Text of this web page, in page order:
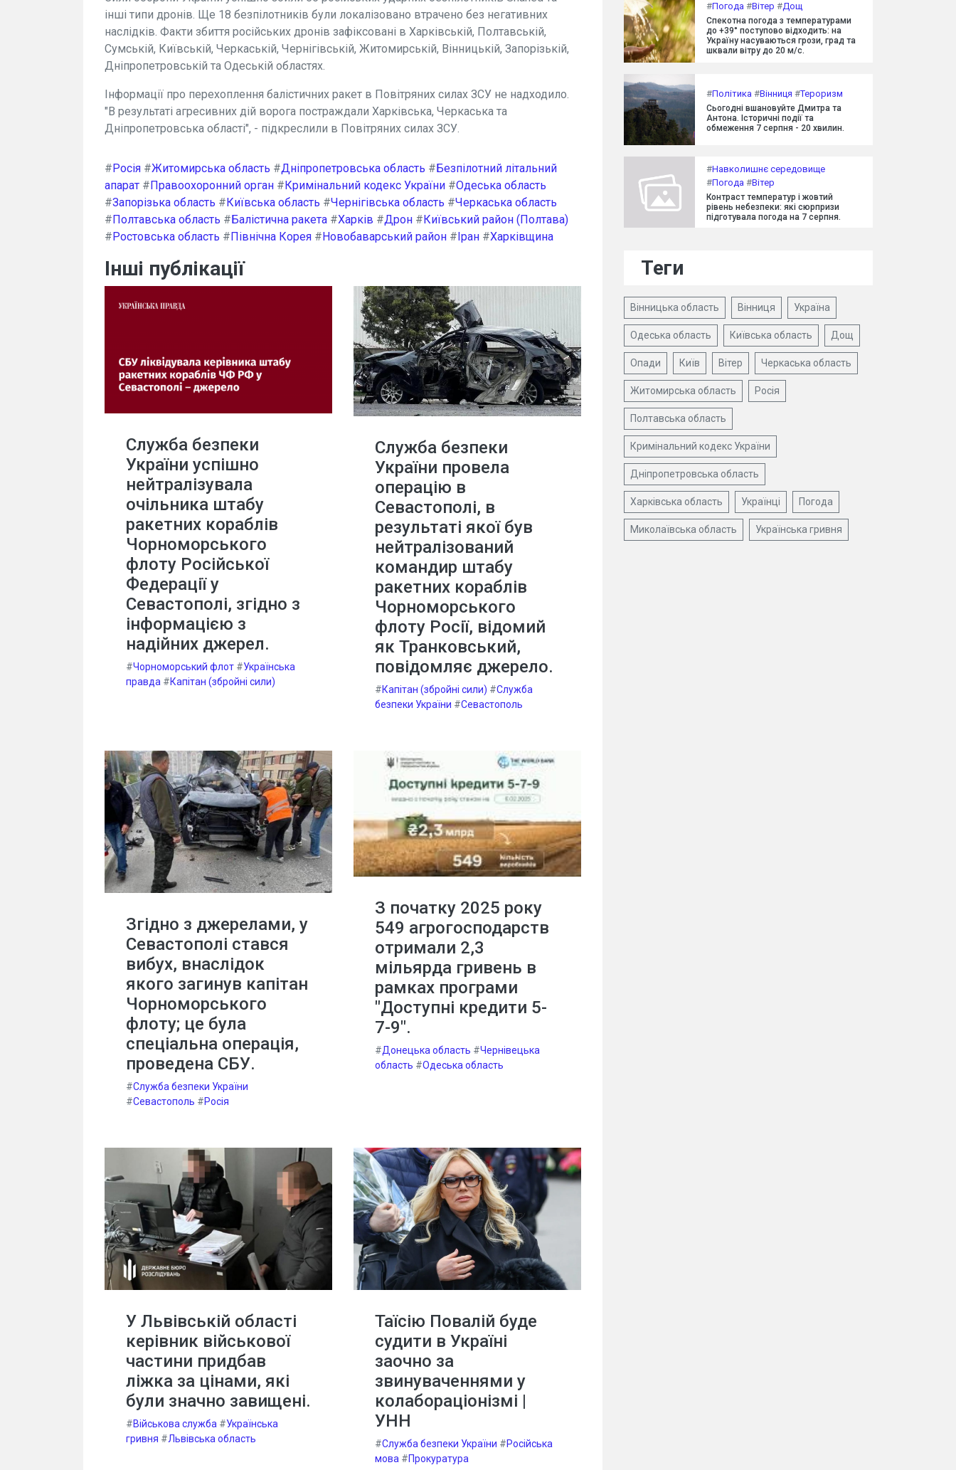
інші типи дронів. Ще 18 безпілотників були локалізовано втрачено без негативних
наслідків. Факти збиття російських дронів зафіксовані в Харківській, Полтавській,
Сумській, Київській, Черкаській, Чернігівській, Житомирській, Вінницькій, Запорізькій,
Дніпропетровській та Одеській областях.
Інформації про перехоплення балістичних ракет в Повітряних силах ЗСУ не надходило.
"В результаті агресивних дій ворога постраждали Харківська, Черкаська та
Дніпропетровська області", - підкреслили в Повітряних силах ЗСУ.
#Росія #Житомирська область #Дніпропетровська область #Безпілотний літальний
апарат #Правоохоронний орган #Кримінальний кодекс України #Одеська область
#Запорізька область #Київська область #Чернігівська область #Черкаська область
#Полтавська область #Балістична ракета #Харків #Дрон #Київський район (Полтава)
#Ростовська область #Північна Корея #Новобаварський район #Іран #Харківщина
Інші публікації
Служба безпеки
України успішно
нейтралізувала
очільника штабу
ракетних кораблів
Чорноморського
флоту Російської
Федерації у
Севастополі, згідно з
інформацією з
надійних джерел.
#Чорноморський флот #Українська
правда #Капітан (збройні сили)
Служба безпеки
України провела
операцію в
Севастополі, в
результаті якої був
нейтралізований
командир штабу
ракетних кораблів
Чорноморського
флоту Росії, відомий
як Транковський,
повідомляє джерело.
#Капітан (збройні сили) #Служба
безпеки України #Севастополь
Згідно з джерелами, у
Севастополі стався
вибух, внаслідок
якого загинув капітан
Чорноморського
флоту; це була
спеціальна операція,
проведена СБУ.
#Служба безпеки України
#Севастополь #Росія
З початку 2025 року
549 агрогосподарств
отримали 2,3
мільярда гривень в
рамках програми
"Доступні кредити 5-
7-9".
#Донецька область #Чернівецька
область #Одеська область
У Львівській області
керівник військової
частини придбав
ліжка за цінами, які
були значно завищені.
#Військова служба #Українська
гривня #Львівська область
Таїсію Повалій буде
судити в Україні
заочно за
звинуваченнями у
колабораціонізмі |
УНН
#Служба безпеки України #Російська
мова #Прокуратура
#Погода #Вітер #Дощ
Спекотна погода з температурами
до +39° поступово відходить: на
Україну насуваються грози, град та
шквали вітру до 20 м/с.
#Політика #Вінниця #Тероризм
Сьогодні вшановуйте Дмитра та
Антона. Історичні події та
обмеження 7 серпня - 20 хвилин.
#Навколишнє середовище
#Погода #Вітер
Контраст температур і жовтий
рівень небезпеки: які сюрпризи
підготувала погода на 7 серпня.
Теги
Вінницька область Вінниця Україна
Одеська область Київська область Дощ
Опади Київ Вітер Черкаська область
Житомирська область Росія
Полтавська область
Кримінальний кодекс України
Дніпропетровська область
Харківська область Українці Погода
Миколаївська область Українська гривня